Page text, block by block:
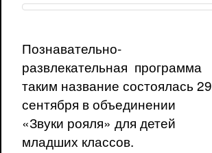
Познавательно-
развлекательная программа
таким название состоялась 29
сентября в объединении
«Звуки рояля» для детей
младших классов.